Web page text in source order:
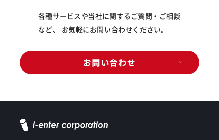
各種サービスや当社に関するご質問・ご相談
など、 お気軽にお問い合わせください。
お問い合わせ